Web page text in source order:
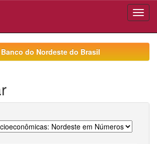
Banco do Nordeste do Brasil